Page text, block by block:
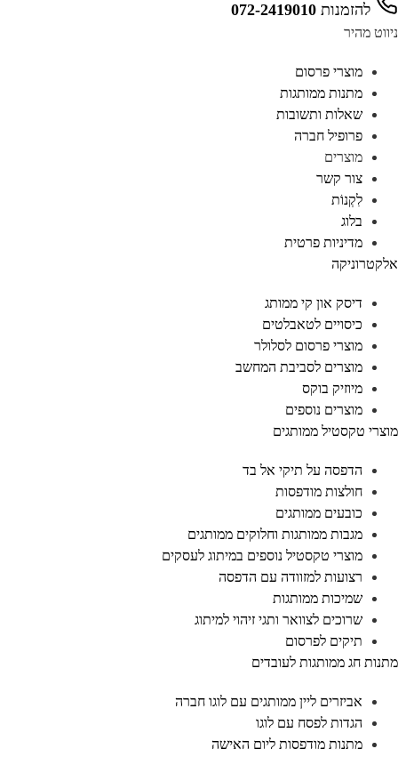
להזמנות 072-2419010
ניווט מהיר
מוצרי פרסום
מתנות ממותגות
שאלות ותשובות
פרופיל חברה
מוצרים
צור קשר
לִקְנוֹת
בלוג
מדיניות פרטית
אלקטרוניקה
דיסק און קי ממותג
כיסויים לטאבלטים
מוצרי פרסום לסלולר
מוצרים לסביבת המחשב
מיוזיק בוקס
מוצרים נוספים
מוצרי טקסטיל ממותגים
הדפסה על תיקי אל בד
חולצות מודפסות
כובעים ממותגים
מגבות ממותגות וחלוקים ממותגים
מוצרי טקסטיל נוספים במיתוג לעסקים
רצועות למזוודה עם הדפסה
שמיכות ממותגות
שרוכים לצוואר ותגי זיהוי למיתוג
תיקים לפרסום
מתנות חג ממותגות לעובדים
אביזרים ליין ממותגים עם לוגו חברה
הגדות לפסח עם לוגו
מתנות מודפסות ליום האישה